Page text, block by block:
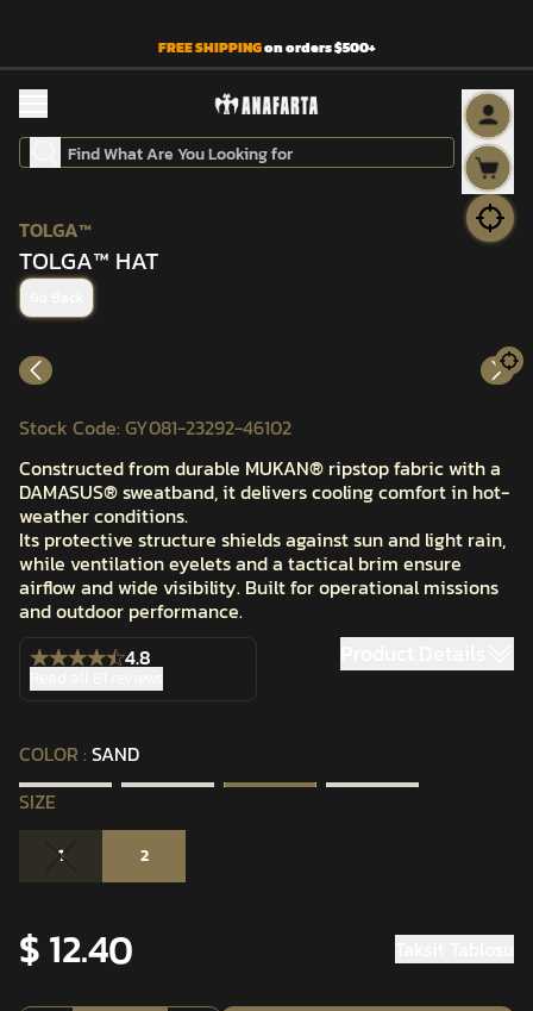
FREE SHIPPINGon orders $500+
TOLGA™
TOLGA™ HAT
Stock Code: GY081-23292-46102
Constructed from durable MUKAN® ripstop fabric with a
DAMASUS® sweatband, it delivers cooling comfort in hot-
weather conditions.
Its protective structure shields against sun and light rain,
while ventilation eyelets and a tactical brim ensure
airflow and wide visibility. Built for operational missions
and outdoor performance.
4.8
COLOR : SAND
SIZE
1 2
$ 12.40